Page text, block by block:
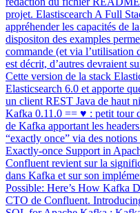
projet. Elastiscearch A Full
appréhender les capacités de
dispositon des examples
commande (et via l’utilisation
est décrit, d’autres devraient
Cette version de la stack
Elasticsearch 6.0 et apporte
un client REST Java de haut
Kafka 0.11.0 == ♥ : petit tour
de Kafka apportant les
“exactly once” via des
Exactly-once Support in
Confluent revient sur la
dans Kafka et sur son
Possible: Here’s How Kafka
CTO de Confluent.